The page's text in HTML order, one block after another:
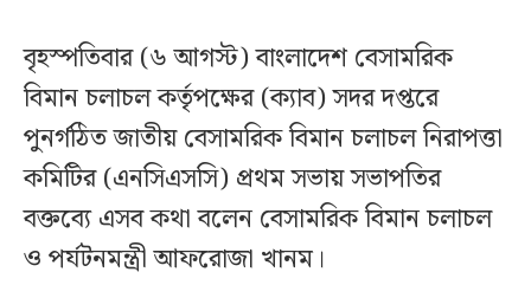
বৃহস্পতিবার (৬ আগস্ট) বাংলাদেশ বেসামরিক
বিমান চলাচল কর্তৃপক্ষের (ক্যাব) সদর দপ্তরে
পুনর্গঠিত জাতীয় বেসামরিক বিমান চলাচল নিরাপত্তা
কমিটির (এনসিএসসি) প্রথম সভায় সভাপতির
বক্তব্যে এসব কথা বলেন বেসামরিক বিমান চলাচল
ও পর্যটনমন্ত্রী আফরোজা খানম।